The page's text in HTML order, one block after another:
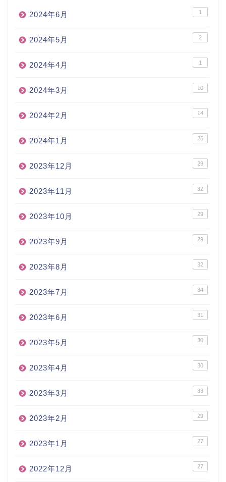
2024年6月 1
2024年5月 2
2024年4月 1
2024年3月 10
2024年2月 14
2024年1月 25
2023年12月 29
2023年11月 32
2023年10月 29
2023年9月 29
2023年8月 32
2023年7月 34
2023年6月 31
2023年5月 30
2023年4月 30
2023年3月 33
2023年2月 29
2023年1月 27
2022年12月 27